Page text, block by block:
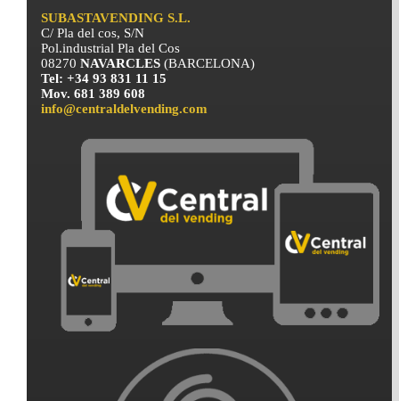
SUBASTAVENDING S.L.
C/ Pla del cos, S/N
Pol.industrial Pla del Cos
08270NAVARCLES(BARCELONA)
Tel: +34 93 831 11 15
Mov. 681 389 608
info@centraldelvending.com